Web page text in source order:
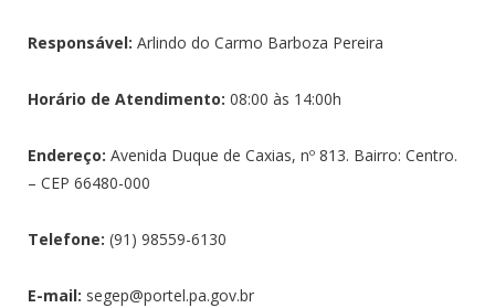
Responsável: Arlindo do Carmo Barboza Pereira
Horário de Atendimento: 08:00 às 14:00h
Endereço: Avenida Duque de Caxias, nº 813. Bairro: Centro.
– CEP 66480-000
Telefone: (91) 98559-6130
E-mail: segep@portel.pa.gov.br